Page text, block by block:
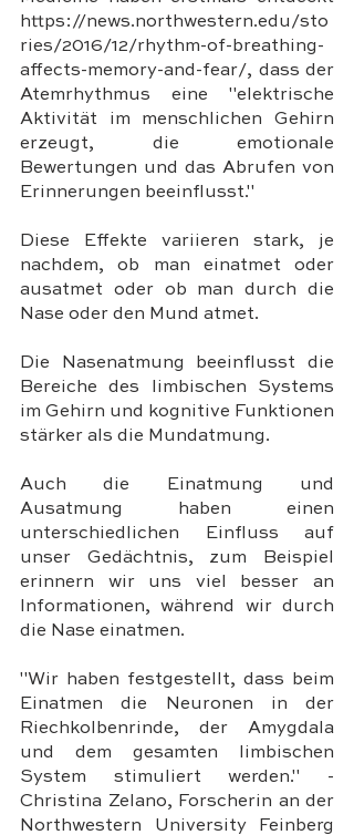
https://news.northwestern.edu/sto
ries/2016/12/rhythm-of-breathing-
affects-memory-and-fear/, dass der
Atemrhythmus eine "elektrische
Aktivität im menschlichen Gehirn
erzeugt, die emotionale
Bewertungen und das Abrufen von
Erinnerungen beeinflusst."
Diese Effekte variieren stark, je
nachdem, ob man einatmet oder
ausatmet oder ob man durch die
Nase oder den Mund atmet.
Die Nasenatmung beeinflusst die
Bereiche des limbischen Systems
im Gehirn und kognitive Funktionen
stärker als die Mundatmung.
Auch die Einatmung und
Ausatmung haben einen
unterschiedlichen Einfluss auf
unser Gedächtnis, zum Beispiel
erinnern wir uns viel besser an
Informationen, während wir durch
die Nase einatmen.
"Wir haben festgestellt, dass beim
Einatmen die Neuronen in der
Riechkolbenrinde, der Amygdala
und dem gesamten limbischen
System stimuliert werden." -
Christina Zelano, Forscherin an der
Northwestern University Feinberg